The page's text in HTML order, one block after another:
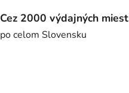
Cez 2000 výdajných miest
po celom Slovensku